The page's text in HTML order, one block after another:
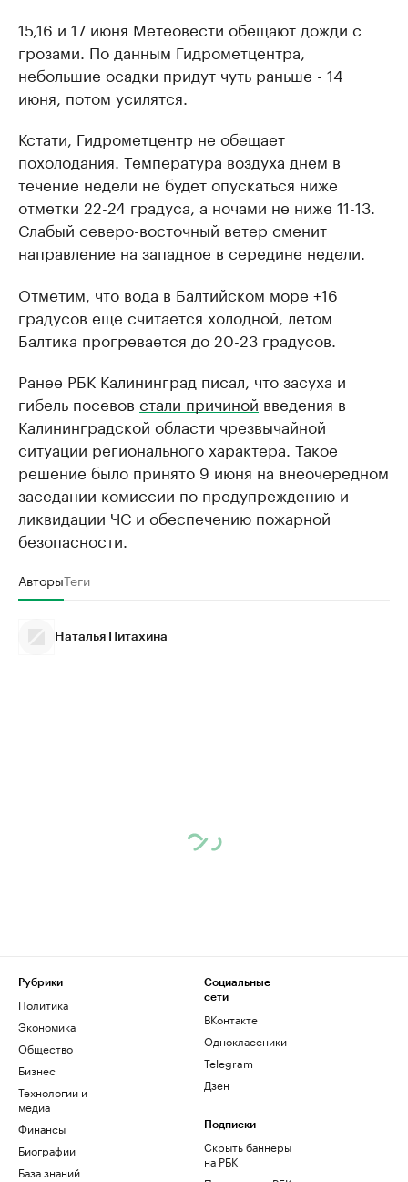
15,16 и 17 июня Метеовести обещают дожди с
грозами. По данным Гидрометцентра,
небольшие осадки придут чуть раньше - 14
июня, потом усилятся.
Кстати, Гидрометцентр не обещает
похолодания. Температура воздуха днем в
течение недели не будет опускаться ниже
отметки 22-24 градуса, а ночами не ниже 11-13.
Слабый северо-восточный ветер сменит
направление на западное в середине недели.
Отметим, что вода в Балтийском море +16
градусов еще считается холодной, летом
Балтика прогревается до 20-23 градусов.
Ранее РБК Калининград писал, что засуха и
гибель посевов стали причиной введения в
Калининградской области чрезвычайной
ситуации регионального характера. Такое
решение было принято 9 июня на внеочередном
заседании комиссии по предупреждению и
ликвидации ЧС и обеспечению пожарной
безопасности.
АвторыТеги
Наталья Питахина
Рубрики
Политика
Экономика
Общество
Бизнес
Технологии и
медиа
Финансы
Биографии
База знаний
Социальные
сети
ВКонтакте
Одноклассники
Telegram
Дзен
Подписки
Скрыть баннеры
на РБК